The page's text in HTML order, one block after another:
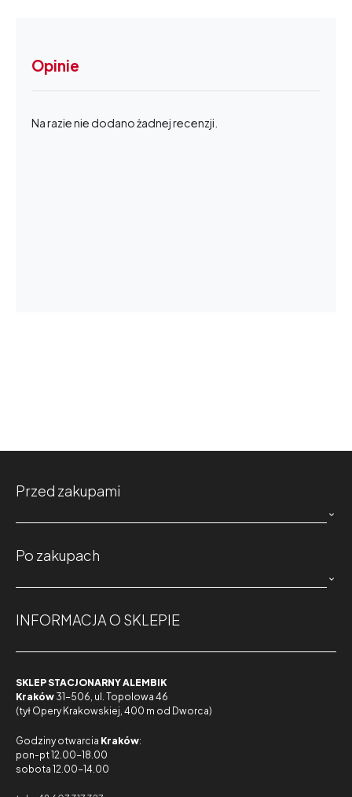
Opinie
Na razie nie dodano żadnej recenzji.
Przed zakupami

Po zakupach

INFORMACJA O SKLEPIE
SKLEP STACJONARNY ALEMBIK
Kraków 31-506, ul. Topolowa 46
(tył Opery Krakowskiej, 400 m od Dworca)
Godziny otwarcia Kraków:
pon-pt 12.00-18.00
sobota 12.00-14.00